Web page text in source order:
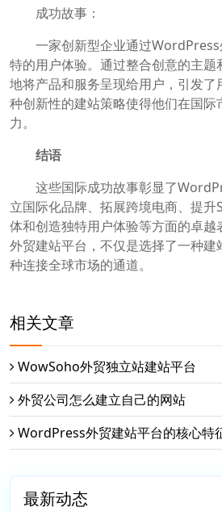
成功故事：
一家创新型企业通过WordPress
特的用户体验。通过整合创意的主题
地将产品和服务呈现给用户，引发
种创新性的建站策略使得他们在国
力。
结语
这些国际成功故事彰显了
立国际化品牌、拓展跨境电商、提升
体和创造独特用户体验等方面的卓
外贸建站平台，不仅是选择了一种建
种连接全球市场的通道。
相关文章
WowSoho外贸独立站建站平台
外贸公司怎么建立自己的网站
WordPress外贸建站平台的核心特
最新动态